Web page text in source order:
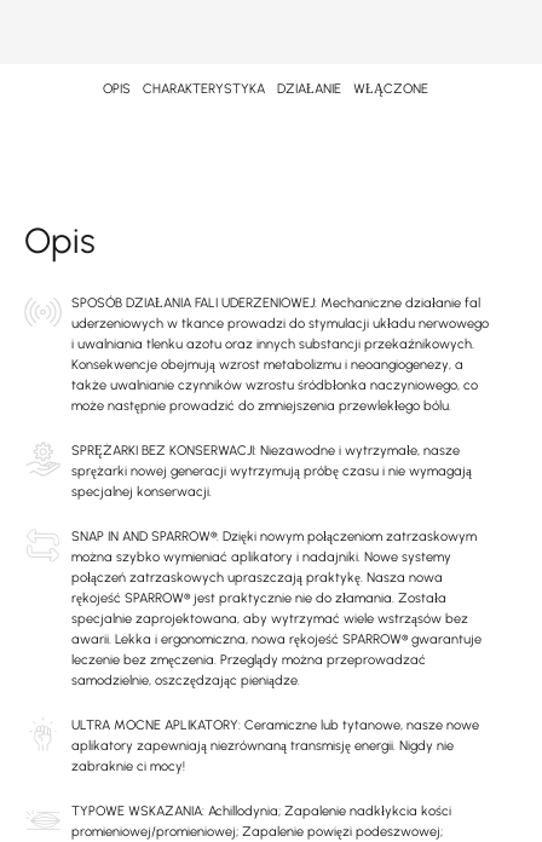
OPIS CHARAKTERYSTYKA DZIAŁANIE WŁĄCZONE
Opis
SPOSÓB DZIAŁANIA FALI UDERZENIOWEJ: Mechaniczne działanie fal
uderzeniowych w tkance prowadzi do stymulacji układu nerwowego
i uwalniania tlenku azotu oraz innych substancji przekaźnikowych.
Konsekwencje obejmują wzrost metabolizmu i neoangiogenezy, a
także uwalnianie czynników wzrostu śródbłonka naczyniowego, co
może następnie prowadzić do zmniejszenia przewlekłego bólu.
SPRĘŻARKI BEZ KONSERWACJI: Niezawodne i wytrzymałe, nasze
sprężarki nowej generacji wytrzymują próbę czasu i nie wymagają
specjalnej konserwacji.
SNAP IN AND SPARROW®: Dzięki nowym połączeniom zatrzaskowym
można szybko wymieniać aplikatory i nadajniki. Nowe systemy
połączeń zatrzaskowych upraszczają praktykę. Nasza nowa
rękojeść SPARROW® jest praktycznie nie do złamania. Została
specjalnie zaprojektowana, aby wytrzymać wiele wstrząsów bez
awarii. Lekka i ergonomiczna, nowa rękojeść SPARROW® gwarantuje
leczenie bez zmęczenia. Przeglądy można przeprowadzać
samodzielnie, oszczędzając pieniądze.
ULTRA MOCNE APLIKATORY: Ceramiczne lub tytanowe, nasze nowe
aplikatory zapewniają niezrównaną transmisję energii. Nigdy nie
zabraknie ci mocy!
TYPOWE WSKAZANIA: Achillodynia; Zapalenie nadkłykcia kości
promieniowej/promieniowej; Zapalenie powięzi podeszwowej;